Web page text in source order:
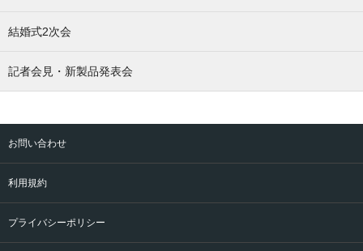
結婚式2次会
記者会見・新製品発表会
お問い合わせ
利用規約
プライバシーポリシー